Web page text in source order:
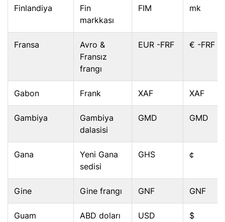
Finlandiya
Fin
markkası
FIM mk
Fransa
Avro &
Fransız
frangı
EUR -FRF € -FRF
Gabon Frank XAF XAF
Gambiya
Gambiya
dalasisi
GMD GMD
Gana
Yeni Gana
sedisi
GHS ¢
Gine Gine frangı GNF GNF
Guam ABD doları USD $